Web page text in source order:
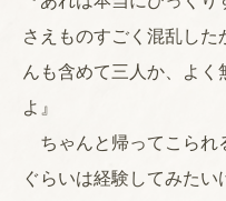
さえものすごく混乱し
んも含めて三人か、よ
よ』
ちゃんと帰ってこられ
ぐらいは経験してみたい